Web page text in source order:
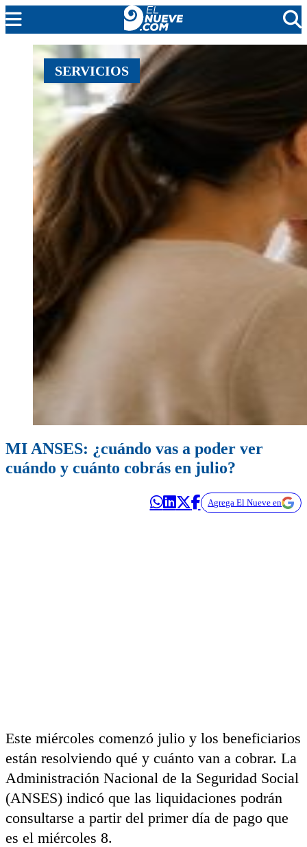
MENDOZA
CADA DÍA
ARGENTINA
NOTICIERO 9
PROTAGONISTAS
EL NUEVE STREAMS
PROGRAMACIÓN
EN VIVO
SERVICIOS
MI ANSES: ¿cuándo vas a poder ver
cuándo y cuánto cobrás en julio?
Agrega El Nueve en
Este miércoles comenzó julio y los beneficiarios
están resolviendo qué y cuánto van a cobrar. La
Administración Nacional de la Seguridad Social
(ANSES) indicó que las liquidaciones podrán
consultarse a partir del primer día de pago que
es el miércoles 8.